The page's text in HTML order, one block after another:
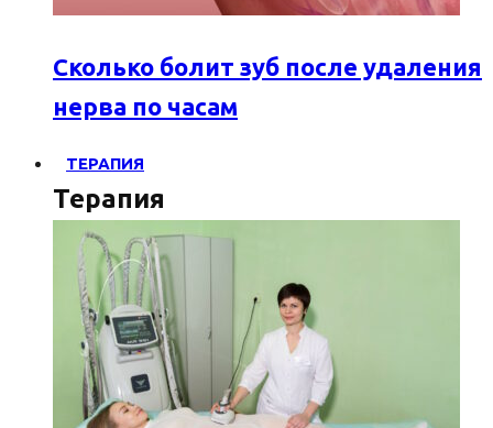
Сколько болит зуб после удаления
нерва по часам
ТЕРАПИЯ
Терапия